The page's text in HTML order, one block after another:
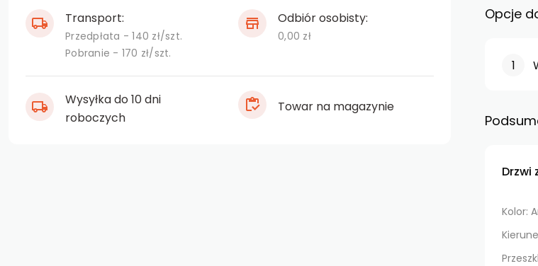
Transport:
Przedpłata - 140 zł/szt.
Pobranie - 170 zł/szt.
Odbiór osobisty:
0,00 zł
Wysyłka do 10 dni
roboczych
Towar na magazynie
Opcje
Drzwi
Kolor: